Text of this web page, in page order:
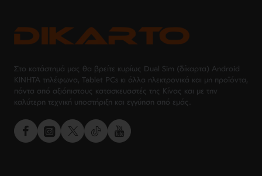
Στο κατάστημά μας θα βρείτε κυρίως Dual Sim (δίκαρτα) Android
ΚΙΝΗΤΑ τηλέφωνα, Tablet PCs κι άλλα ηλεκτρονικά και μη προϊόντα,
πάντα από αξιόπιστους κατασκευαστές της Κίνας και με την
καλύτερη τεχνική υποστήριξη και εγγύηση από εμάς.